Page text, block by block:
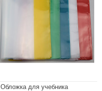
Обложка для учебника